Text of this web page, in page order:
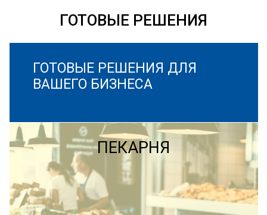
ГОТОВЫЕ РЕШЕНИЯ
ГОТОВЫЕ РЕШЕНИЯ ДЛЯ
ВАШЕГО БИЗНЕСА
ПЕКАРНЯ